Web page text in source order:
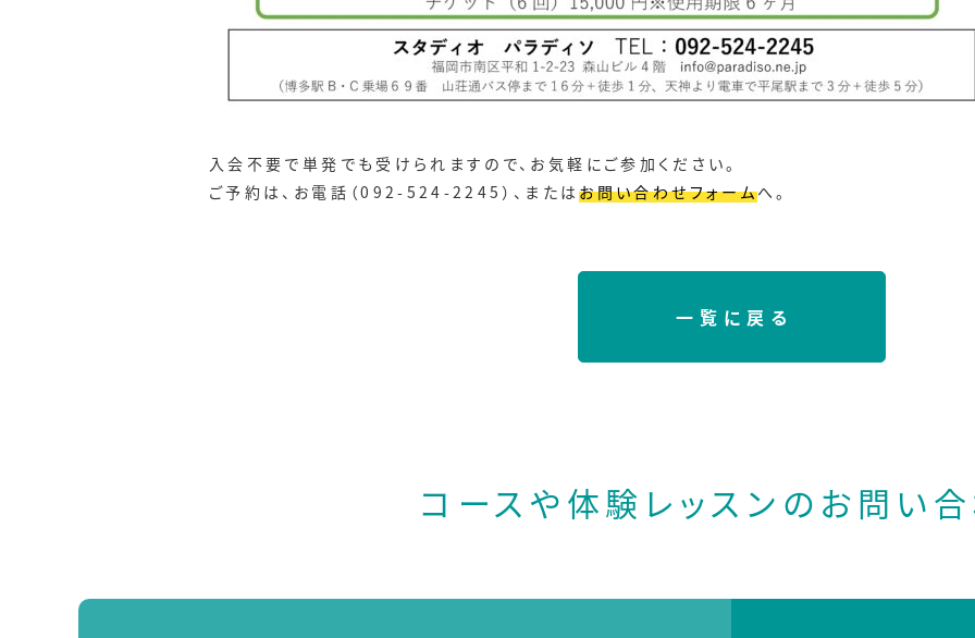
入会不要で単発でも受けられますので、お気軽にご参加ください。
ご予約は、お電話（092-524-2245）、またはお問い合わせフォームへ。
一覧に戻る
コースや体験レッスンの お問い